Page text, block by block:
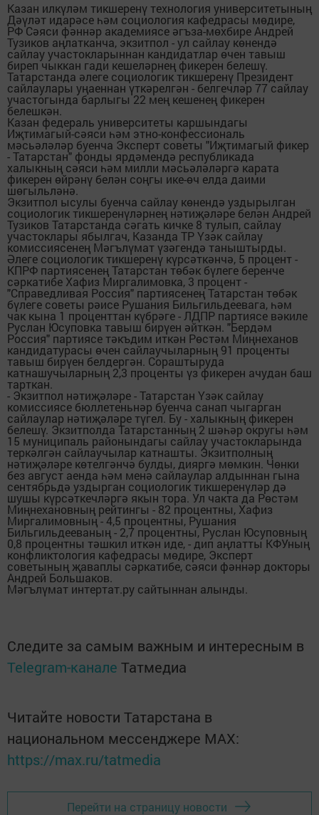
Казан илкүләм тикшеренү технология университетының
Дәүләт идарәсе һәм социология кафедрасы мөдире,
РФ Сәяси фәннәр академиясе әгъза-мөхбире Андрей
Тузиков аңлатканча, экзитпол - ул сайлау көнендә
сайлау участокларыннан кандидатлар өчен тавыш
биреп чыккан гади кешеләрнең фикерен белешү.
Татарстанда әлеге социологик тикшеренү Президент
сайлаулары уңаеннан үткәрелгән - белгечләр 77 сайлау
участогында барлыгы 22 мең кешенең фикерен
белешкән.
Казан федераль университеты каршындагы
Иҗтимагый-сәяси һәм этно-конфессиональ
мәсьәләләр буенча Эксперт советы "Иҗтимагый фикер
- Татарстан" фонды ярдәмендә республикада
халыкның сәяси һәм милли мәсьәләләргә карата
фикерен өйрәнү белән соңгы ике-өч елда даими
шөгыльләнә.
Экзитпол ысулы буенча сайлау көнендә уздырылган
социологик тикшеренүләрнең нәтиҗәләре белән Андрей
Тузиков Татарстанда сәгать кичке 8 тулып, сайлау
участоклары ябылгач, Казанда ТР Үзәк сайлау
комиссиясенең Мәгълүмат үзәгендә таныштырды.
Әлеге социологик тикшеренү күрсәткәнчә, 5 процент -
КПРФ партиясенең Татарстан төбәк бүлеге беренче
сәркатибе Хафиз Миргалимовка, 3 процент -
"Справедливая Россия" партиясенең Татарстан төбәк
бүлеге советы рәисе Рушания Бильгильдеевага, һәм
чак кына 1 проценттан күбрәге - ЛДПР партиясе вәкиле
Руслан Юсуповка тавыш бирүен әйткән. "Бердәм
Россия" партиясе тәкъдим иткән Рөстәм Миңнеханов
кандидатурасы өчен сайлаучыларның 91 проценты
тавыш бирүен белдергән. Сораштыруда
катнашучыларның 2,3 проценты үз фикерен ачудан баш
тарткан.
- Экзитпол нәтиҗәләре - Татарстан Үзәк сайлау
комиссиясе бюллетеньнәр буенча санап чыгарган
сайлаулар нәтиҗәләре түгел. Бу - халыкның фикерен
белешү. Экзитполда Татарстанның 2 шәһәр округы һәм
15 муниципаль районындагы сайлау участокларында
теркәлгән сайлаучылар катнашты. Экзитполның
нәтиҗәләре көтелгәнчә булды, дияргә мөмкин. Чөнки
без август аенда һәм менә сайлаулар алдыннан гына
сентябрьдә уздырган социологик тикшеренүләр дә
шушы күрсәткечләргә якын тора. Ул чакта да Рөстәм
Миңнехановның рейтингы - 82 процентны, Хафиз
Миргалимовның - 4,5 процентны, Рушания
Бильгильдееваның - 2,7 процентны, Руслан Юсуповның
0,8 процентны тәшкил иткән иде, - дип аңлатты КФУның
конфликтология кафедрасы мөдире, Эксперт
советының җаваплы сәркатибе, сәяси фәннәр докторы
Андрей Большаков.
Мәгълүмат интертат.ру сайтыннан алынды.
Следите за самым важным и интересным в
Telegram-канале Татмедиа
Читайте новости Татарстана в
национальном мессенджере MАХ:
https://max.ru/tatmedia
Перейти на страницу новости